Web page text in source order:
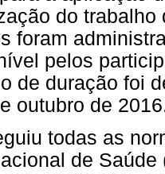
do
foram
pelos
de duração foi
outubro de
todas as
de